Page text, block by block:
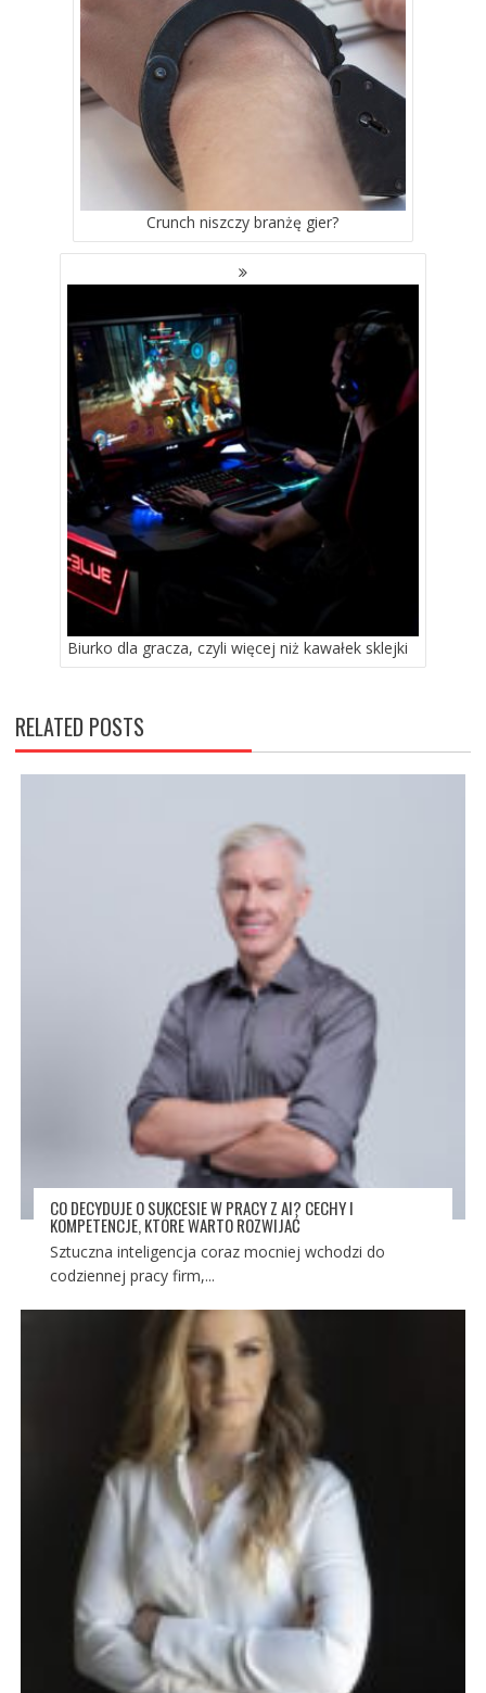
Crunch niszczy branżę gier?
Biurko dla gracza, czyli więcej niż kawałek sklejki
RELATED POSTS
CO DECYDUJE O SUKCESIE W PRACY Z AI? CECHY I
KOMPETENCJE, KTÓRE WARTO ROZWIJAĆ
Sztuczna inteligencja coraz mocniej wchodzi do
codziennej pracy firm,...